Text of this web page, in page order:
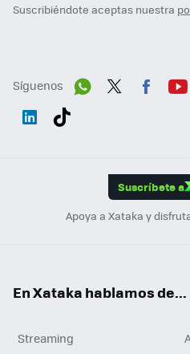
Suscribiéndote aceptas nuestra
Síguenos
Suscríbete a
Apoya a Xataka y
En Xataka hablamos de...
Streaming